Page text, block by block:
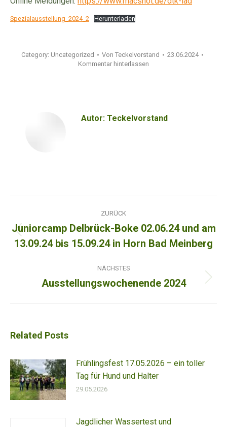
Spezialausstellung_2024_2 Herunterladen
Category: Uncategorized Von Teckelvorstand
23.06.2024
Kommentar hinterlassen
Autor: Teckelvorstand
ZURÜCK
Beitrag:
Juniorcamp Delbrück-Boke 02.06.24 und am
13.09.24 bis 15.09.24 in Horn Bad Meinberg
NÄCHSTES
Nächster
Ausstellungswochenende 2024
Related Posts
Frühlingsfest 17.05.2026 – ein toller
Tag für Hund und Halter
29.05.2026
Jagdlicher Wassertest und